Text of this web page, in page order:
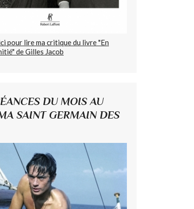
pour lire ma critique du livre "En
de Gilles Jacob
DU MOIS AU
SAINT GERMAIN DES